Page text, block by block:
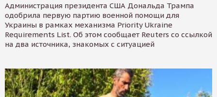
Администрация президента США Дональда Трампа
одобрила первую партию военной помощи для
Украины в рамках механизма Priority Ukraine
Requirements List. Об этом сообщает Reuters со ссылкой
на два источника, знакомых с ситуацией